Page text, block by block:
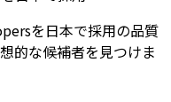
を日本で採用の品質
的な候補者を見つけま